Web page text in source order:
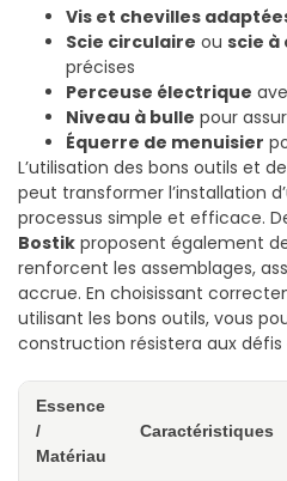
Vis et chevilles
Scie circulaire ou scie à
précises
Perceuse électrique
Niveau à bulle pour
Équerre de menuisier
L’utilisation des bons outils et
peut transformer l’installation
processus simple et efficace.
Bostik proposent également
renforcent les assemblages,
accrue. En choisissant
utilisant les bons outils, vous
construction résistera aux défis
Essence
/
Matériau
Caractéristiques